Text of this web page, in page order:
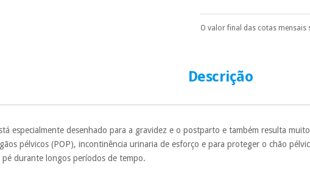
Pode escolhê-lo no final
É gratuito para si
prestações serão
sem penalizações ou
O valor final das cotas
Descrição
especialmente desenhado para a gravidez e o postparto e também resulta
pélvicos (POP), incontinência urinaria de esforço e para proteger o chão
durante longos períodos de tempo.